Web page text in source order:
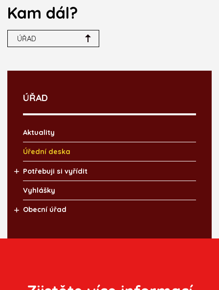
Kam dál?
ÚŘAD
ÚŘAD
Aktuality
Úřední deska
Potřebuji si vyřídit
Vyhlášky
Obecní úřad